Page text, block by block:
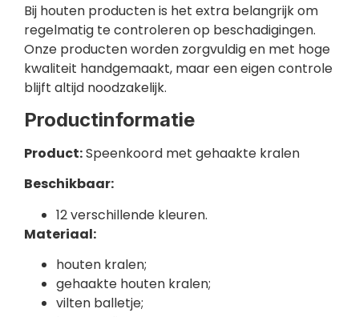
Bij houten producten is het extra belangrijk om
regelmatig te controleren op beschadigingen.
Onze producten worden zorgvuldig en met hoge
kwaliteit handgemaakt, maar een eigen controle
blijft altijd noodzakelijk.
Productinformatie
Product:Speenkoord met gehaakte kralen
Beschikbaar:
12 verschillende kleuren.
Materiaal:
houten kralen;
gehaakte houten kralen;
vilten balletje;